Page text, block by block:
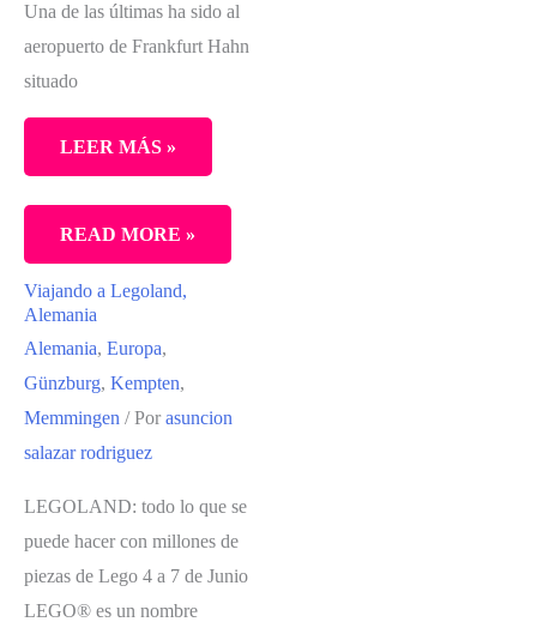
Una de las últimas ha sido al
aeropuerto de Frankfurt Hahn
situado
LEER MÁS »
RECORRIDO
POR
EL
RIN
Y
MOSELA
READ MORE »
Viajando a Legoland,
Alemania
Alemania, Europa,
Günzburg, Kempten,
Memmingen / Por asuncion
salazar rodriguez
LEGOLAND: todo lo que se
puede hacer con millones de
piezas de Lego 4 a 7 de Junio
LEGO® es un nombre